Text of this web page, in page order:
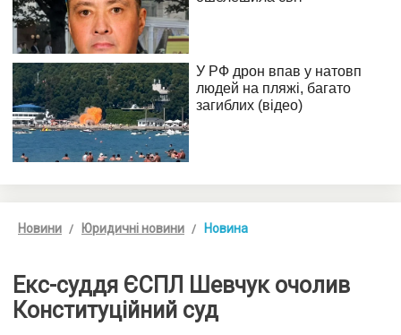
Новини Юридичні новини Новина
Екс-суддя ЄСПЛ Шевчук очолив
Конституційний суд